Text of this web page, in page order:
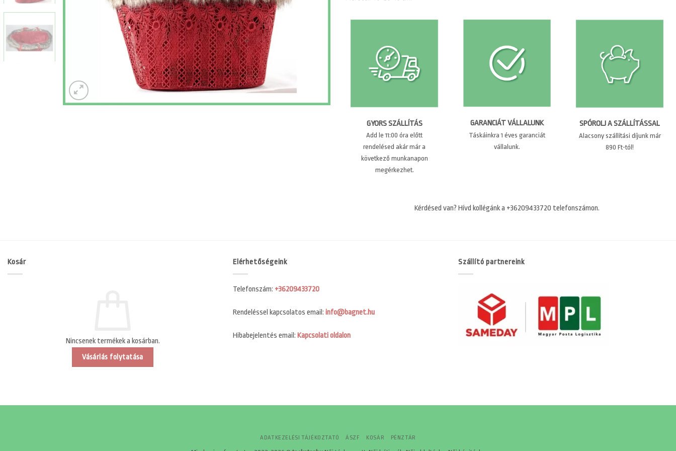
GYORS SZÁLLÍTÁS
Add le 11:00 óra előtt
rendelésed akár már a
következő munkanapon
megérkezhet.
GARANCIÁT VÁLLALUNK
Táskáinkra 1 éves garanciát
vállalunk.
SPÓROLJ A SZÁLLÍTÁSSAL
Alacsony szállítási díjunk már
890 Ft-tól!
Kérdésed van? Hívd kollégánk a +36209433720 telefonszámon.
Kosár
Nincsenek termékek a kosárban.
Vásárlás folytatása
Elérhetőségeink
Telefonszám: +36209433720
Rendeléssel kapcsolatos email: info@bagnet.hu
Hibabejelentés email: Kapcsolati oldalon
Szállító partnereink
ADATKEZELÉSI TÁJÉKOZTATÓ ÁSZF KOSÁR PÉNZTÁR